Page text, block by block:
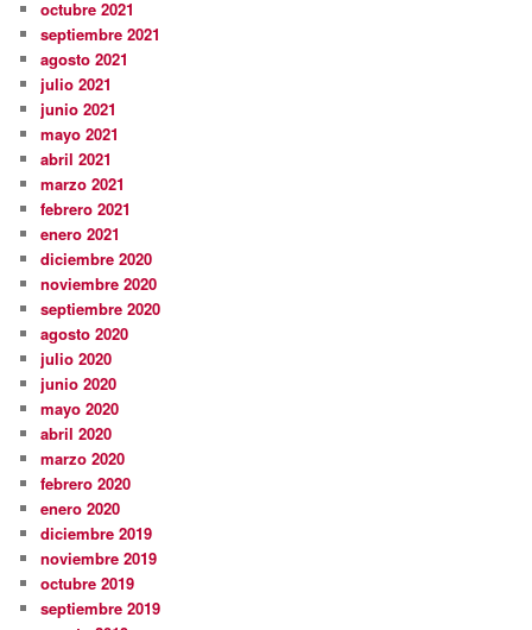
octubre 2021
septiembre 2021
agosto 2021
julio 2021
junio 2021
mayo 2021
abril 2021
marzo 2021
febrero 2021
enero 2021
diciembre 2020
noviembre 2020
septiembre 2020
agosto 2020
julio 2020
junio 2020
mayo 2020
abril 2020
marzo 2020
febrero 2020
enero 2020
diciembre 2019
noviembre 2019
octubre 2019
septiembre 2019